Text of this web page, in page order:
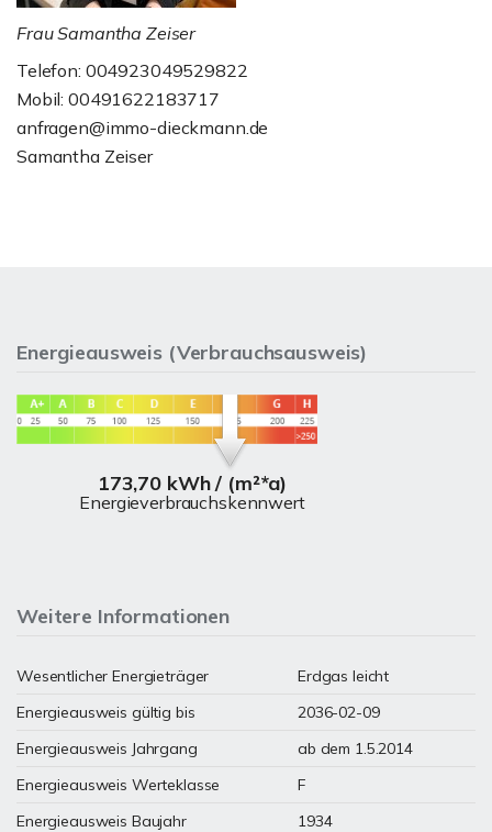
Frau Samantha Zeiser
Telefon: 004923049529822
Mobil: 00491622183717
anfragen@immo-dieckmann.de
Samantha Zeiser
Energieausweis (Verbrauchsausweis)
173,70 kWh / (m²*a)
Energieverbrauchskennwert
Weitere Informationen
Wesentlicher Energieträger
Erdgas leicht
Energieausweis gültig bis
2036-02-09
Energieausweis Jahrgang
ab dem 1.5.2014
Energieausweis Werteklasse
F
Energieausweis Baujahr
1934